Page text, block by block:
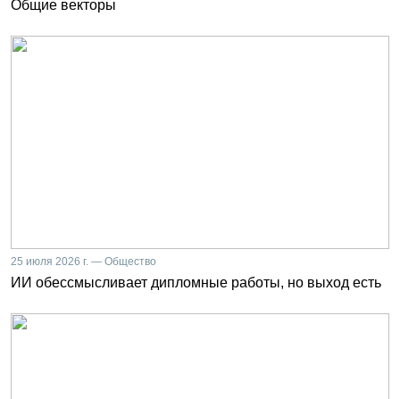
Общие векторы
25 июля 2026 г. — Общество
ИИ обессмысливает дипломные работы, но выход есть